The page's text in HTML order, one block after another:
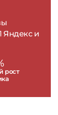
Яндекс и
рост